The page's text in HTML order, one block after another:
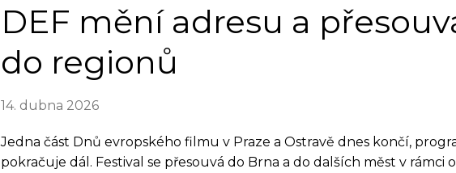
DEF mění adresu a
do regionů
14. dubna 2026
Jedna část Dnů evropského filmu v Praze a Ostravě dnes končí,
pokračuje dál. Festival se přesouvá do Brna a do dalších měst v rámci